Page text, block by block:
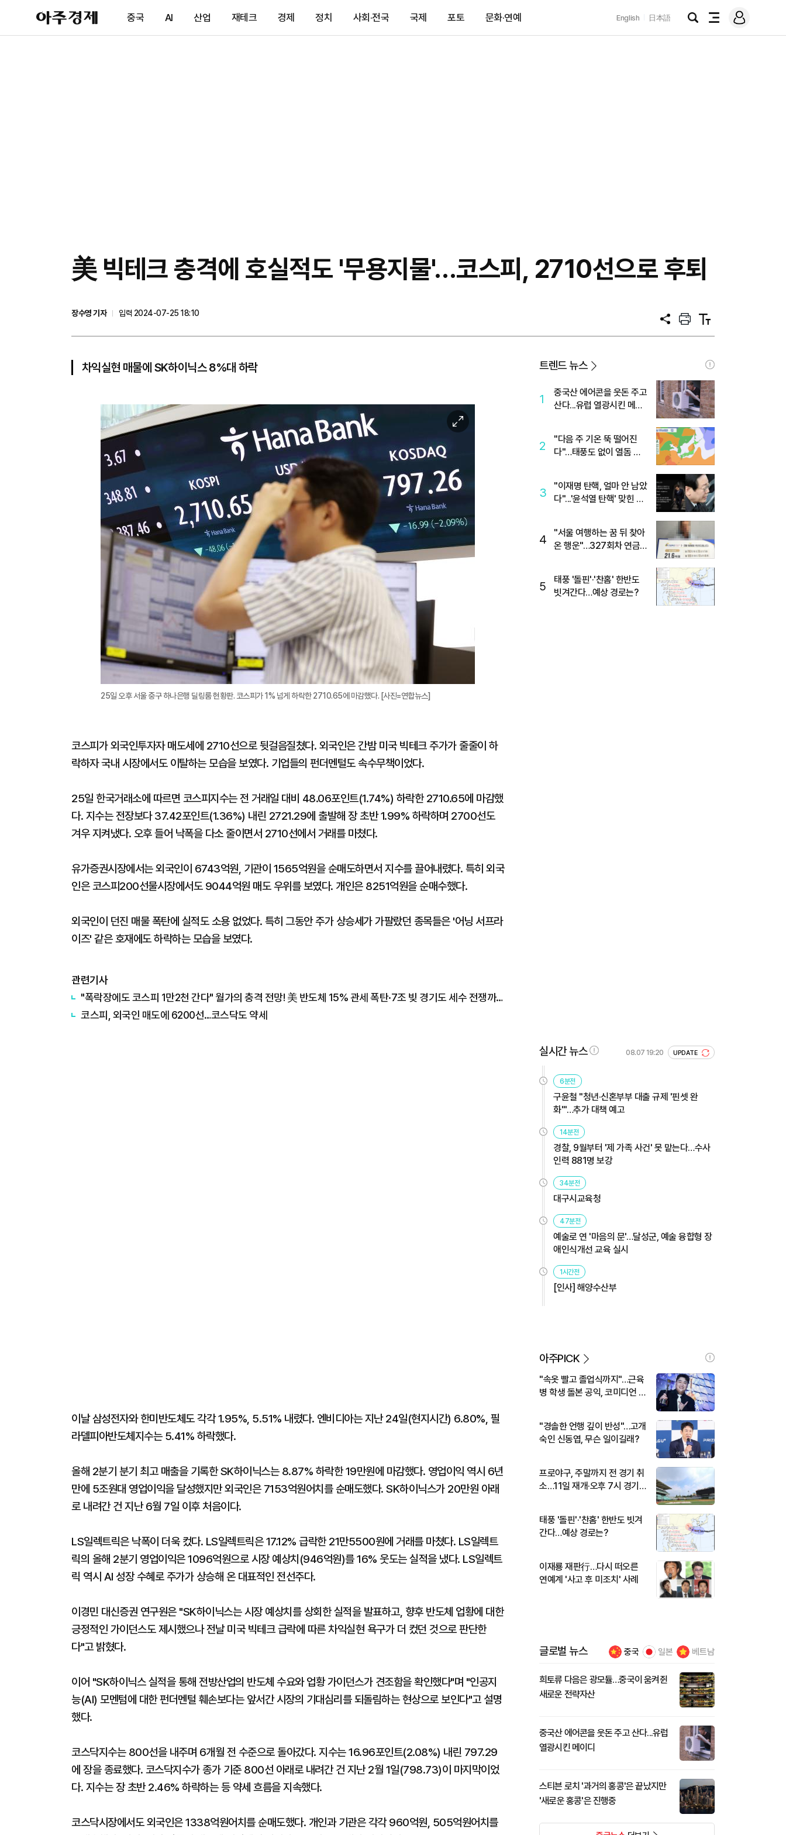
아
주
제
중국 AI 산업 재테크 경제 정치 사회·전국 국제 포토 문화·연예 English 日本語
검
전
메
그
美 빅테크 충격에 호실적도 '무용지물'…코스피, 2710선으로 후퇴
장수영 기자
입력 2024-07-25 18:10
공
프
트
텍
트
차익실현 매물에 SK하이닉스 8%대 하락
이
미
지
확
대
25일 오후 서울 중구 하나은행 딜링룸 현황판. 코스피가 1% 넘게 하락한 2710.65에 마감했다. [사진=연합뉴스]
코스피가 외국인투자자 매도세에 2710선으로 뒷걸음질쳤다. 외국인은 간밤 미국 빅테크 주가가 줄줄이 하
락하자 국내 시장에서도 이탈하는 모습을 보였다. 기업들의 펀더멘털도 속수무책이었다.
25일 한국거래소에 따르면 코스피지수는 전 거래일 대비 48.06포인트(1.74%) 하락한 2710.65에 마감했
다. 지수는 전장보다 37.42포인트(1.36%) 내린 2721.29에 출발해 장 초반 1.99% 하락하며 2700선도
겨우 지켜냈다. 오후 들어 낙폭을 다소 줄이면서 2710선에서 거래를 마쳤다.
유가증권시장에서는 외국인이 6743억원, 기관이 1565억원을 순매도하면서 지수를 끌어내렸다. 특히 외국
인은 코스피200선물시장에서도 9044억원 매도 우위를 보였다. 개인은 8251억원을 순매수했다.
외국인이 던진 매물 폭탄에 실적도 소용 없었다. 특히 그동안 주가 상승세가 가팔랐던 종목들은 '어닝 서프라
이즈' 같은 호재에도 하락하는 모습을 보였다.
관련기사
"폭락장에도 코스피 1만2천 간다" 월가의 충격 전망! 美 반도체 15% 관세 폭탄·7조 빚 경기도 세수 전쟁까지
코스피, 외국인 매도에 6200선…코스닥도 약세
이날 삼성전자와 한미반도체도 각각 1.95%, 5.51% 내렸다. 엔비디아는 지난 24일(현지시간) 6.80%, 필
라델피아반도체지수는 5.41% 하락했다.
올해 2분기 분기 최고 매출을 기록한 SK하이닉스는 8.87% 하락한 19만원에 마감했다. 영업이익 역시 6년
만에 5조원대 영업이익을 달성했지만 외국인은 7153억원어치를 순매도했다. SK하이닉스가 20만원 아래
로 내려간 건 지난 6월 7일 이후 처음이다.
LS일렉트릭은 낙폭이 더욱 컸다. LS일렉트릭은 17.12% 급락한 21만5500원에 거래를 마쳤다. LS일렉트
릭의 올해 2분기 영업이익은 1096억원으로 시장 예상치(946억원)를 16% 웃도는 실적을 냈다. LS일렉트
릭 역시 AI 성장 수혜로 주가가 상승해 온 대표적인 전선주다.
이경민 대신증권 연구원은 "SK하이닉스는 시장 예상치를 상회한 실적을 발표하고, 향후 반도체 업황에 대한
긍정적인 가이던스도 제시했으나 전날 미국 빅테크 급락에 따른 차익실현 욕구가 더 컸던 것으로 판단한
다"고 밝혔다.
이어 "SK하이닉스 실적을 통해 전방산업의 반도체 수요와 업황 가이던스가 견조함을 확인했다"며 "인공지
능(AI) 모멘텀에 대한 펀더멘털 훼손보다는 앞서간 시장의 기대심리를 되돌림하는 현상으로 보인다"고 설명
했다.
코스닥지수는 800선을 내주며 6개월 전 수준으로 돌아갔다. 지수는 16.96포인트(2.08%) 내린 797.29
에 장을 종료했다. 코스닥지수가 종가 기준 800선 아래로 내려간 건 지난 2월 1일(798.73)이 마지막이었
다. 지수는 장 초반 2.46% 하락하는 등 약세 흐름을 지속했다.
코스닥시장에서도 외국인은 1338억원어치를 순매도했다. 개인과 기관은 각각 960억원, 505억원어치를
트렌드 뉴스
1
중국산 에어콘을 웃돈 주고
산다...유럽 열광시킨 메이
2
"다음 주 기온 뚝 떨어진
다"…태풍도 없이 열돔 박
3
"이재명 탄핵, 얼마 안 남았
다"...'윤석열 탄핵' 맞힌 무
4
"서울 여행하는 꿈 뒤 찾아
온 행운"…327회차 연금
5
태풍 '돌핀'·'찬홈' 한반도
빗겨간다…예상 경로는?
실시간 뉴스 08.07 19:20 UPDATE
6분전
구윤철 "청년·신혼부부 대출 규제 '핀셋 완
화'"…추가 대책 예고
14분전
경찰, 9월부터 '제 가족 사건' 못 맡는다…수사
인력 881명 보강
34분전
대구시교육청
47분전
예술로 연 '마음의 문'…달성군, 예술 융합형 장
애인식개선 교육 실시
1시간전
[인사] 해양수산부
아주PICK
"속옷 빨고 졸업식까지"…근육
병 학생 돌본 공익, 코미디언 김
"경솔한 언행 깊이 반성"…고개
숙인 신동엽, 무슨 일이길래?
프로야구, 주말까지 전 경기 취
소…11일 재개·오후 7시 경기
태풍 '돌핀'·'찬홈' 한반도 빗겨
간다…예상 경로는?
이재룡 재판行…다시 떠오른
연예계 '사고 후 미조치' 사례
글로벌 뉴스 중국 일본 베트남
희토류 다음은 광모듈…중국이 움켜쥔
새로운 전략자산
중국산 에어콘을 웃돈 주고 산다...유럽
열광시킨 메이디
스티븐 로치 '과거의 홍콩'은 끝났지만
'새로운 홍콩'은 진행중